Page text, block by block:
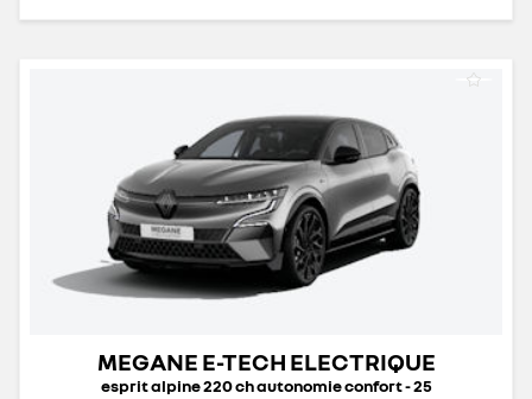
MEGANE E-TECH ELECTRIQUE
esprit alpine 220 ch autonomie confort - 25